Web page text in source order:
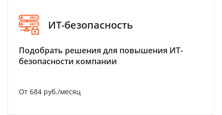
ИТ-безопасность
Подобрать решения для повышения ИТ-
безопасности компании
От 684 руб./месяц